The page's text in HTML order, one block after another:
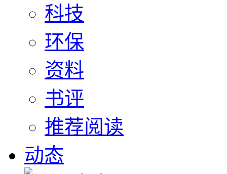
科技
环保
资料
书评
推荐阅读
动态